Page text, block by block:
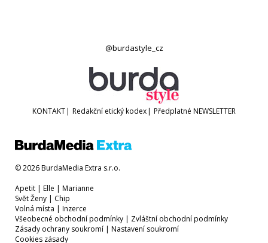
@burdastyle_cz
KONTAKT| Redakční etický kodex| Předplatné NEWSLETTER
© 2026 BurdaMedia Extra s.r.o.
Apetit | Elle | Marianne
Svět Ženy | Chip
Volná místa | Inzerce
Všeobecné obchodní podmínky | Zvláštní obchodní podmínky
Zásady ochrany soukromí | Nastavení soukromí
Cookies zásady